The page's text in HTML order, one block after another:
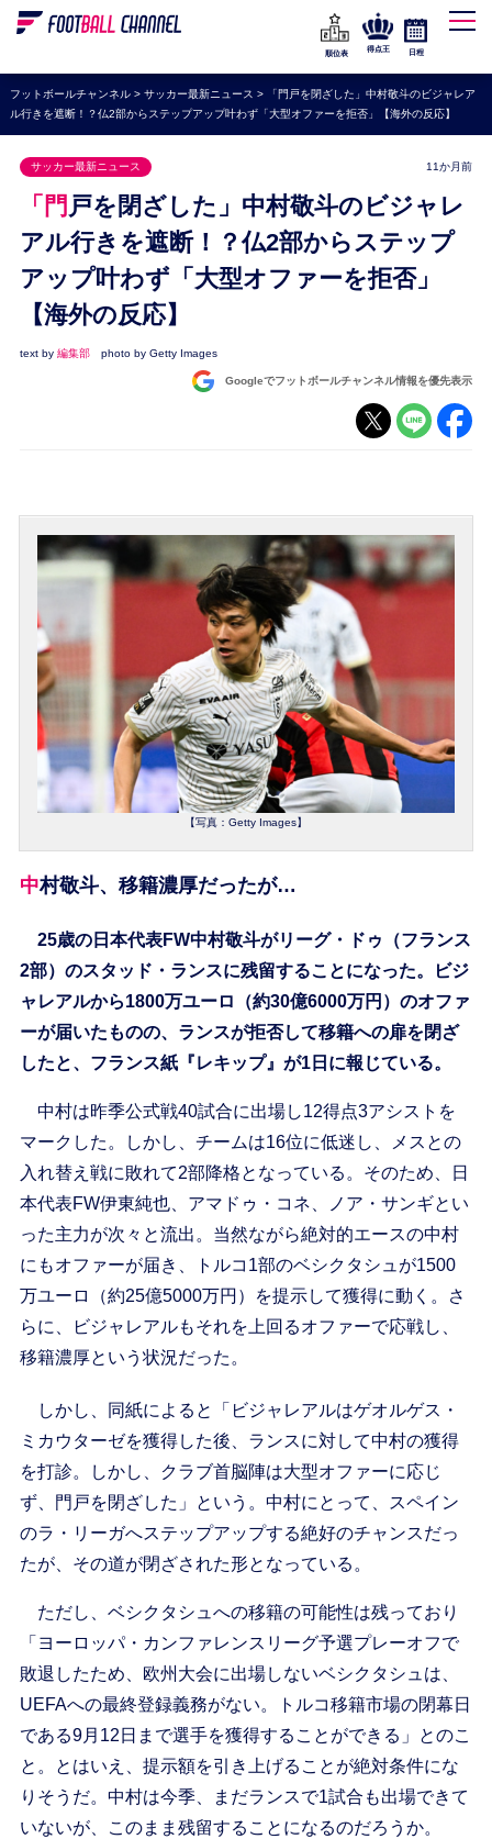
WEリーグ
海外サッカー
プレミアリーグ
ラ・リーガ
セリエA
ブンデスリーガ
UEFA
ナショナルチーム
高校サッカー
順位表
得点王 日程
フットボールチャンネル> サッカー最新ニュース >
「門戸を閉ざした」中村敬斗のビジャレア
ル行きを遮断！？仏2部からステップアップ叶わず「大型オファーを拒否」【海外の反応】
サッカー最新ニュース 11か月前
「門戸を閉ざした」中村敬斗のビジャレ
アル行きを遮断！？仏2部からステップ
アップ叶わず「大型オファーを拒否」
【海外の反応】
text by 編集部 photo by Getty Images
Googleでフットボールチャンネル情報を優先表示
【写真：Getty Images】
中村敬斗、移籍濃厚だったが…
25歳の日本代表FW中村敬斗がリーグ・ドゥ（フランス
2部）のスタッド・ランスに残留することになった。ビジ
ャレアルから1800万ユーロ（約30億6000万円）のオファ
ーが届いたものの、ランスが拒否して移籍への扉を閉ざ
したと、フランス紙『レキップ』が1日に報じている。
中村は昨季公式戦40試合に出場し12得点3アシストを
マークした。しかし、チームは16位に低迷し、メスとの
入れ替え戦に敗れて2部降格となっている。そのため、日
本代表FW伊東純也、アマドゥ・コネ、ノア・サンギとい
った主力が次々と流出。当然ながら絶対的エースの中村
にもオファーが届き、トルコ1部のベシクタシュが1500
万ユーロ（約25億5000万円）を提示して獲得に動く。さ
らに、ビジャレアルもそれを上回るオファーで応戦し、
移籍濃厚という状況だった。
しかし、同紙によると「ビジャレアルはゲオルゲス・
ミカウターゼを獲得した後、ランスに対して中村の獲得
を打診。しかし、クラブ首脳陣は大型オファーに応じ
ず、門戸を閉ざした」という。中村にとって、スペイン
のラ・リーガへステップアップする絶好のチャンスだっ
たが、その道が閉ざされた形となっている。
ただし、ベシクタシュへの移籍の可能性は残っており
「ヨーロッパ・カンファレンスリーグ予選プレーオフで
敗退したため、欧州大会に出場しないベシクタシュは、
UEFAへの最終登録義務がない。トルコ移籍市場の閉幕日
である9月12日まで選手を獲得することができる」とのこ
と。とはいえ、提示額を引き上げることが絶対条件にな
りそうだ。中村は今季、まだランスで1試合も出場できて
いないが、このまま残留することになるのだろうか。